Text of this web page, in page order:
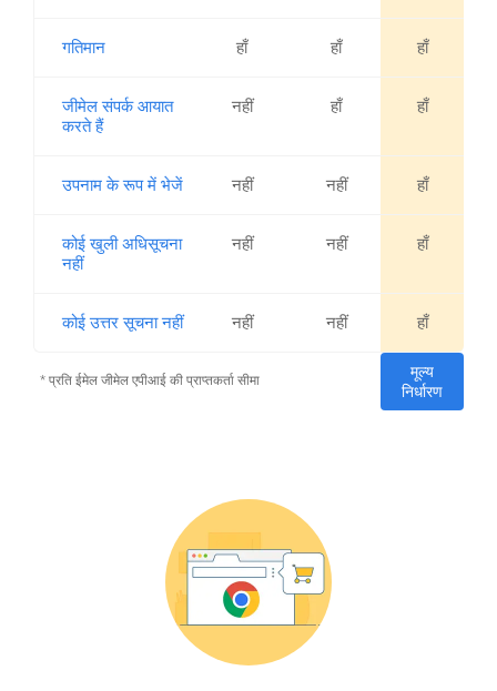
गतिमान हाँ हाँ हाँ
जीमेल संपर्क आयात
करते हैं
नहीं हाँ हाँ
उपनाम के रूप में भेजें नहीं नहीं हाँ
कोई खुली अधिसूचना
नहीं
नहीं नहीं हाँ
कोई उत्तर सूचना नहीं नहीं नहीं हाँ
* प्रति ईमेल जीमेल एपीआई की प्राप्तकर्ता सीमा
मूल्य
निर्धारण